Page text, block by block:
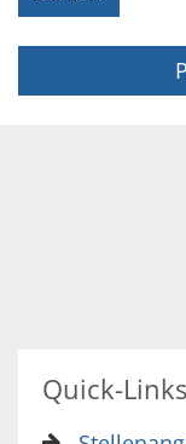
Quick-Links